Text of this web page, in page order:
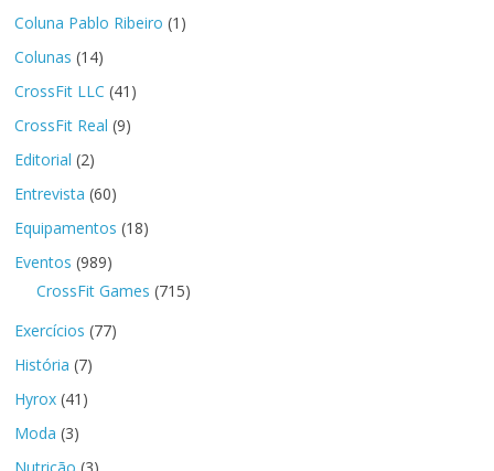
Coluna Pablo Ribeiro (1)
Colunas (14)
CrossFit LLC (41)
CrossFit Real (9)
Editorial (2)
Entrevista (60)
Equipamentos (18)
Eventos (989)
CrossFit Games (715)
Exercícios (77)
História (7)
Hyrox (41)
Moda (3)
Nutrição (3)